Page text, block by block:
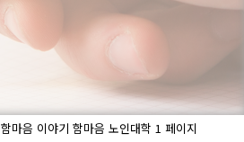
함마음 이야기 함마음 노인대학 1 페이지